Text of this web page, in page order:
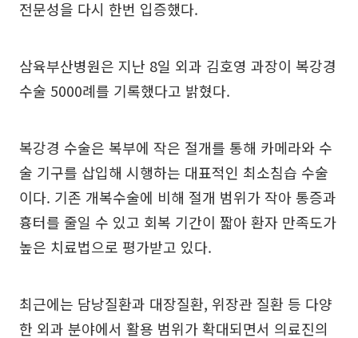
전문성을 다시 한번 입증했다.
삼육부산병원은 지난 8일 외과 김호영 과장이 복강경
수술 5000례를 기록했다고 밝혔다.
복강경 수술은 복부에 작은 절개를 통해 카메라와 수
술 기구를 삽입해 시행하는 대표적인 최소침습 수술
이다. 기존 개복수술에 비해 절개 범위가 작아 통증과
흉터를 줄일 수 있고 회복 기간이 짧아 환자 만족도가
높은 치료법으로 평가받고 있다.
최근에는 담낭질환과 대장질환, 위장관 질환 등 다양
한 외과 분야에서 활용 범위가 확대되면서 의료진의